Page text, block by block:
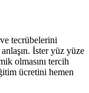
tecrübelerini
İster yüz yüze
olmasını tercih
ücretini hemen